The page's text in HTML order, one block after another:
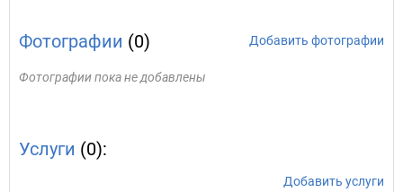
Фотографии (0) Добавить фотографии
Фотографии пока не добавлены
Услуги (0):
Добавить услуги